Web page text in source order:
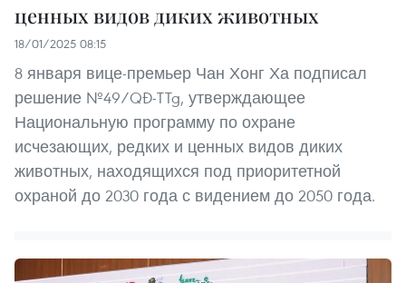
ценных видов диких животных
18/01/2025 08:15
8 января вице-премьер Чан Хонг Ха подписал
решение №49/QĐ-TTg, утверждающее
Национальную программу по охране
исчезающих, редких и ценных видов диких
животных, находящихся под приоритетной
охраной до 2030 года с видением до 2050 года.